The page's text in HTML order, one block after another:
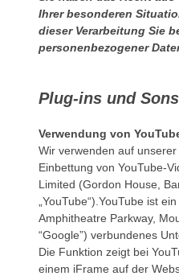
Ihrer besonderen
dieser Verarbeitung Sie
personenbezogener
Plug-ins und
Verwendung von
Wir verwenden auf
Einbettung von YouTube-
Limited (Gordon House,
„YouTube“).YouTube ist
Amphitheatre Parkway,
“Google”) verbundenes
Die Funktion zeigt bei
einem iFrame auf der